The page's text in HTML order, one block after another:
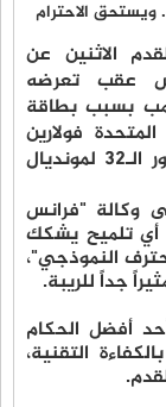
الاثنين عن
عقب تعرضه
بسبب بطاقة
فولارين
بالوغون خلال المباراة ضد البوسنة في دور الـ32 لمونديال
وكالة "فرانس
أي تلميح يشكك
النموذجي"،
جداً للريبة.
أفضل الحكام
التقنية،